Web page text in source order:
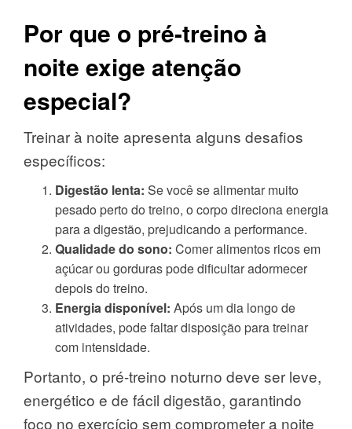
Por que o pré-treino à
noite exige atenção
especial?
Treinar à noite apresenta alguns desafios
específicos:
Digestão lenta: Se você se alimentar muito
pesado perto do treino, o corpo direciona energia
para a digestão, prejudicando a performance.
Qualidade do sono: Comer alimentos ricos em
açúcar ou gorduras pode dificultar adormecer
depois do treino.
Energia disponível: Após um dia longo de
atividades, pode faltar disposição para treinar
com intensidade.
Portanto, o pré-treino noturno deve ser leve,
energético e de fácil digestão, garantindo
foco no exercício sem comprometer a noite